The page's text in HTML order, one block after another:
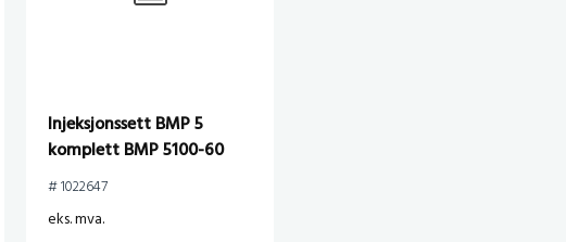
Injeksjonssett BMP 5
komplett BMP 5100-60
# 1022647
eks. mva.